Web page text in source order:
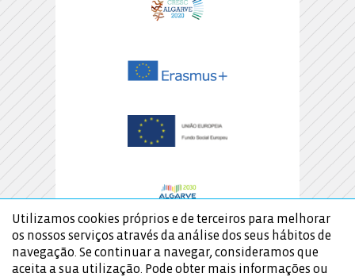
Utilizamos cookies próprios e de terceiros para melhorar
os nossos serviços através da análise dos seus hábitos de
navegação. Se continuar a navegar, consideramos que
aceita a sua utilização. Pode obter mais informações ou